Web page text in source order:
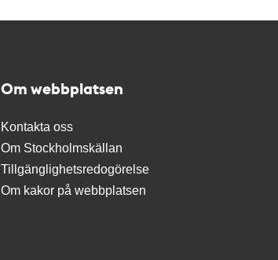
Om webbplatsen
Kontakta oss
Om Stockholmskällan
Tillgänglighetsredogörelse
Om kakor på webbplatsen